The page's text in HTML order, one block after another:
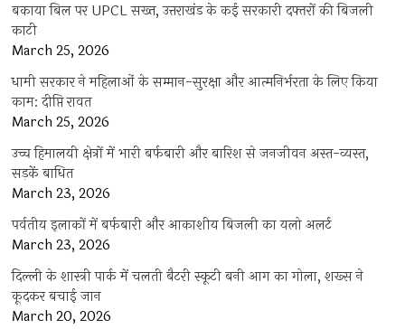
बकाया बिल पर UPCL सख्त, उत्तराखंड के कई सरकारी दफ्तरों की बिजली
काटी
March 25, 2026
धामी सरकार ने महिलाओं के सम्मान-सुरक्षा और आत्मनिर्भरता के लिए किया
काम: दीप्ति रावत
March 25, 2026
उच्च हिमालयी क्षेत्रों में भारी बर्फबारी और बारिश से जनजीवन अस्त-व्यस्त,
सड़कें बाधित
March 23, 2026
पर्वतीय इलाकों में बर्फबारी और आकाशीय बिजली का यलो अलर्ट
March 23, 2026
दिल्ली के शास्त्री पार्क में चलती बैटरी स्कूटी बनी आग का गोला, शख्स ने
कूदकर बचाई जान
March 20, 2026